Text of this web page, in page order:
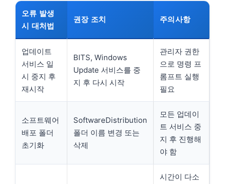
오류 발생
시 대처법
권장 조치 주의사항
업데이트
서비스 일
시 중지 후
재시작
BITS, Windows
Update 서비스를 중
지 후 다시 시작
관리자 권한
으로 명령 프
롬프트 실행
필요
소프트웨어
배포 폴더
초기화
SoftwareDistribution
폴더 이름 변경 또는
삭제
모든 업데이
트 서비스 중
지 후 진행해
야 함
시간이 다소